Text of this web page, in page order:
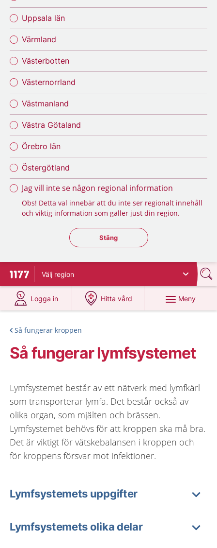
Uppsala län
Värmland
Västerbotten
Västernorrland
Västmanland
Västra Götaland
Örebro län
Östergötland
Jag vill inte se någon regional information
Obs! Detta val innebär att du inte ser regionalt innehåll
och viktig information som gäller just din region.
Stäng regionsväljaren
Stäng
Till startsidan för 1177
Välj region
Logga in
på 1177.se
Hitta vård
på 1177.se
Meny
Så fungerar kroppen
Så fungerar lymfsystemet
Lymfsystemet består av ett nätverk med lymfkärl
som transporterar lymfa. Det består också av
olika organ, som mjälten och brässen.
Lymfsystemet behövs för att kroppen ska må bra.
Det är viktigt för vätskebalansen i kroppen och
för kroppens försvar mot infektioner.
Lymfsystemets uppgifter
Lymfsystemets olika delar